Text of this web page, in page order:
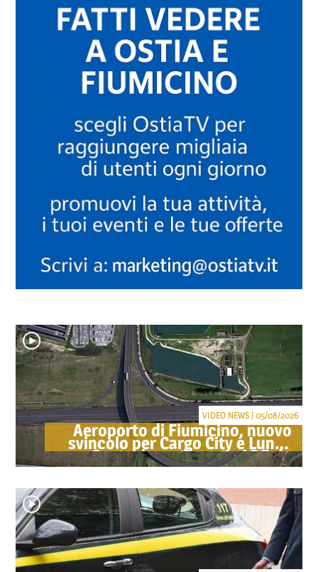
Aeroporto di Fiumicino, nuovo
svincolo per Cargo City e Lunga
Sosta: investimento ADR da
oltre 40 milioni
VIDEO NEWS | 05/08/2026